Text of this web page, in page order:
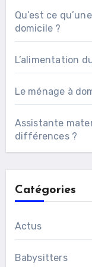
Qu’est ce
domicile ?
L’alimentation
Le ménage à
Assistante
différences ?
Catégories
Actus
Babysitters